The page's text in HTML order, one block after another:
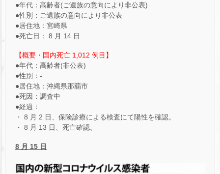
●年代：高齢者(ご遺族の意向により非公表)
●性別：ご遺族の意向により非公表
●居住地：宮崎県
●死亡日： 8 月 14 日
【概要・国内死亡 1,012 例目】
●年代：高齢者(非公表)
●性別：-
●居住地：沖縄県那覇市
●死因：調査中
●経過：
・ 8 月 2 日、保険診療による検査にて陽性を確認。
・ 8 月 13 日、死亡確認。
8 月 15 日